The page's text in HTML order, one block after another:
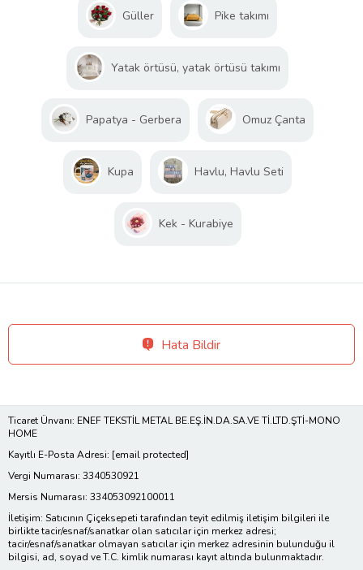
Güller Pike takımı
Yatak örtüsü, yatak örtüsü takımı
Papatya - Gerbera Omuz Çanta
Kupa Havlu, Havlu Seti
Kek - Kurabiye
Hata Bildir
Ticaret Ünvanı: ENEF TEKSTİL METAL BE.EŞ.İN.DA.SA.VE Tİ.LTD.ŞTİ-MONO
HOME
Kayıtlı E-Posta Adresi: [email protected]
Vergi Numarası: 3340530921
Mersis Numarası: 334053092100011
İletişim: Satıcının Çiçeksepeti tarafından teyit edilmiş iletişim bilgileri ile
birlikte tacir/esnaf/sanatkar olan satıcılar için merkez adresi;
tacir/esnaf/sanatkar olmayan satıcılar için merkez adresinin bulunduğu il
bilgisi, ad, soyad ve T.C. kimlik numarası kayıt altında bulunmaktadır.